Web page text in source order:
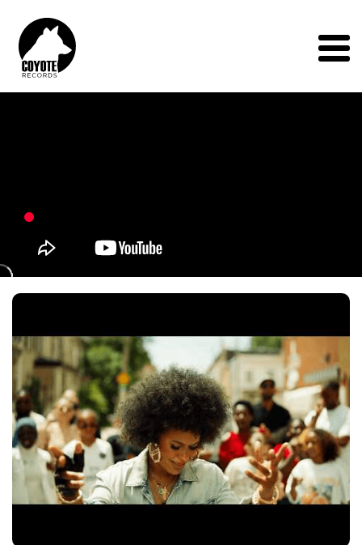
Records
Menu